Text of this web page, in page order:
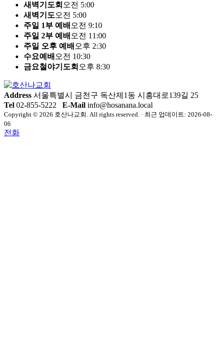
새벽기도회 오전 5:00
새벽기도오전 5:00
주일 1부 예배 오전 9:10
주일 2부 예배 오전 11:00
주일 오후 예배 오후 2:30
수요예배 오전 10:30
금요철야기도회 오후 8:30
Address 서울특별시 금천구 독산제1동 시흥대로139길 25
Tel 02-855-5222 E-Mail info@hosanana.local
Copyright © 2026 호산나교회. All rights reserved. · 최근 업데이트: 2026-08-
06
전화